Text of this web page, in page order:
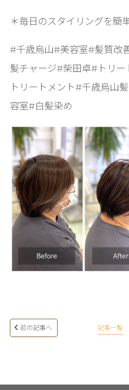
＊毎日のスタイリングを簡
#千歳烏山#美容室#髪質改
髪チャージ#柴田卓#トリ
トリートメント#千歳烏山
容室#白髪染め
前の記事へ 記事一覧